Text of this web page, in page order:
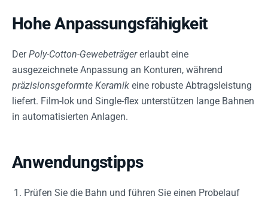
Hohe Anpassungsfähigkeit
DerPoly-Cotton-Gewebeträgererlaubt eine
ausgezeichnete Anpassung an Konturen, während
präzisionsgeformte Keramik eine robuste Abtragsleistung
liefert. Film-lok und Single-flex unterstützen lange Bahnen
in automatisierten Anlagen.
Anwendungstipps
Prüfen Sie die Bahn und führen Sie einen Probelauf